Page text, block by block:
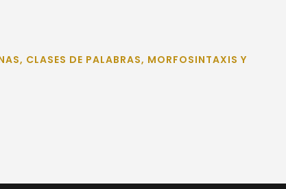
CLASES DE PALABRAS, MORFOSINTAXIS Y